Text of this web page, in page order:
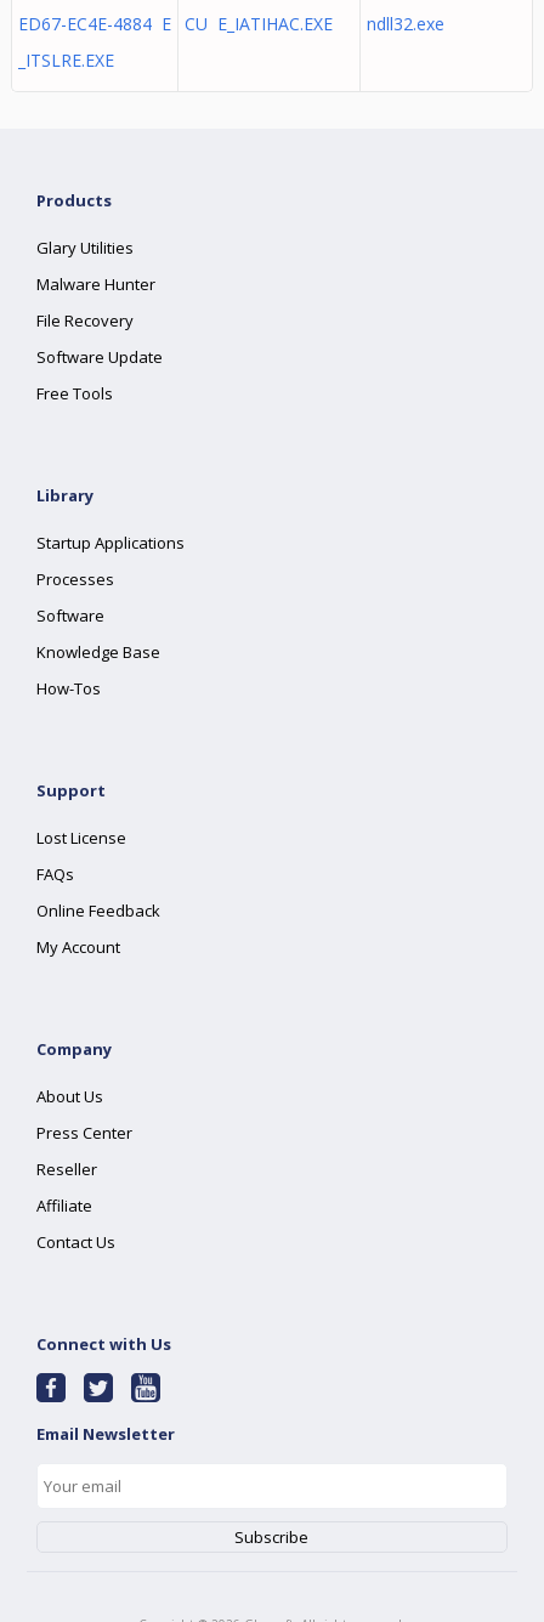
ED67-EC4E-4884 E
_ITSLRE.EXE
CU E_IATIHAC.EXE
ndll32.exe
Products
Glary Utilities
Malware Hunter
File Recovery
Software Update
Free Tools
Library
Startup Applications
Processes
Software
Knowledge Base
How-Tos
Support
Lost License
FAQs
Online Feedback
My Account
Company
About Us
Press Center
Reseller
Affiliate
Contact Us
Connect with Us
Email Newsletter